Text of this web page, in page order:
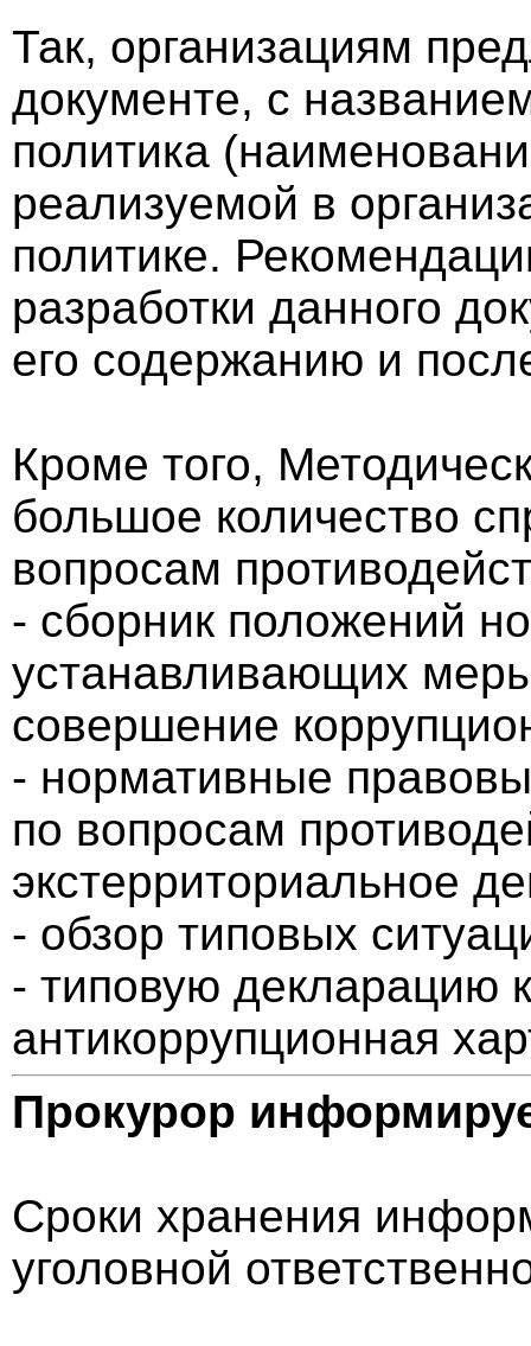
Так, организациям
документе, с
политика
реализуемой в
политике.
разработки данного
его содержанию и
Кроме того,
большое количество
вопросам
- сборник положений
устанавливающих
совершение
- нормативные
по вопросам
экстерриториальное
- обзор типовых
- типовую декларацию
антикоррупционная
Прокурор
Сроки хранения
уголовной